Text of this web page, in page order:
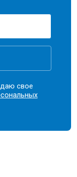
свое